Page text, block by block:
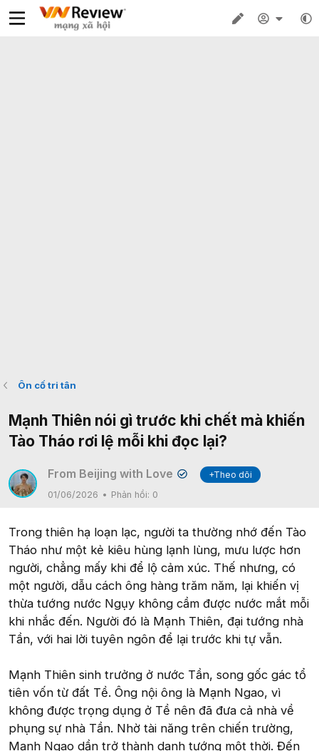
Ôn cố tri tân
Mạnh Thiên nói gì trước khi chết mà khiến
Tào Tháo rơi lệ mỗi khi đọc lại?
From Beijing with Love ✔
+Theo dõi
01/06/2026
Phản hồi: 0
Trong thiên hạ loạn lạc, người ta thường nhớ đến Tào
Tháo như một kẻ kiêu hùng lạnh lùng, mưu lược hơn
người, chẳng mấy khi để lộ cảm xúc. Thế nhưng, có
một người, dẫu cách ông hàng trăm năm, lại khiến vị
thừa tướng nước Ngụy không cầm được nước mắt mỗi
khi nhắc đến. Người đó là Mạnh Thiên, đại tướng nhà
Tần, với hai lời tuyên ngôn để lại trước khi tự vẫn.
Mạnh Thiên sinh trưởng ở nước Tần, song gốc gác tổ
tiên vốn từ đất Tề. Ông nội ông là Mạnh Ngao, vì
không được trọng dụng ở Tề nên đã đưa cả nhà về
phụng sự nhà Tần. Nhờ tài năng trên chiến trường,
Mạnh Ngao dần trở thành danh tướng một thời. Đến